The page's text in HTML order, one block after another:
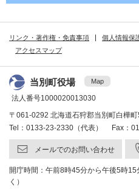
リンク・著作権・免責事項 個人情報保
アクセスマップ
当別町役場 Map
法人番号1000020013030
〒061-0292 北海道石狩郡当別町白樺
Tel：0133-23-2330（代表） Fax：
メールでのお問い合わせ
開庁時間：午前8時45分から午後5時
く）